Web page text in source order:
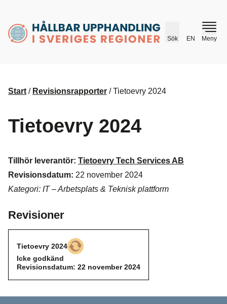
husr.se
Sök EN Meny
Start / Revisionsrapporter /Tietoevry 2024
Tietoevry 2024
Tillhör leverantör: Tietoevry Tech Services AB
Revisionsdatum: 22 november 2024
Kategori: IT – Arbetsplats & Teknisk plattform
Revisioner
Tietoevry 2024
Icke godkänd
Icke godkänd
Revisionsdatum: 22 november 2024